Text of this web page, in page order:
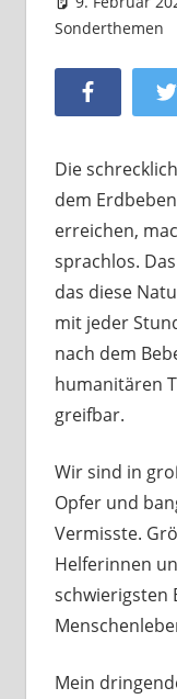
Sonderthemen
Facebook
Die
dem
erreichen,
sprachlos.
das diese
mit jeder
nach dem
humanitären
greifbar.
Wir sind in
Opfer und
Vermisste.
Helferinnen
schwierigsten
Mein